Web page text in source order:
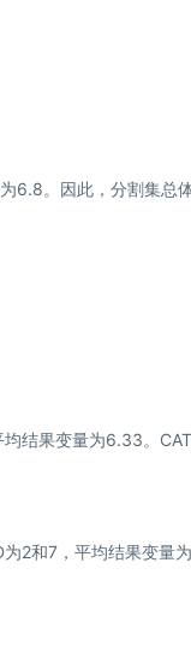
6.8。因此，分割集总
结果变量为6.33。
2和7，平均结果变量为